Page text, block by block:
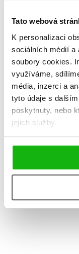
Tato webová
K personalizaci
sociálních médií a
soubory cookies.
využíváme,
média, inzerci a
tyto údaje s
poskytnuty, nebo
jejich služby.
ZAČÁTEČNÍKY"